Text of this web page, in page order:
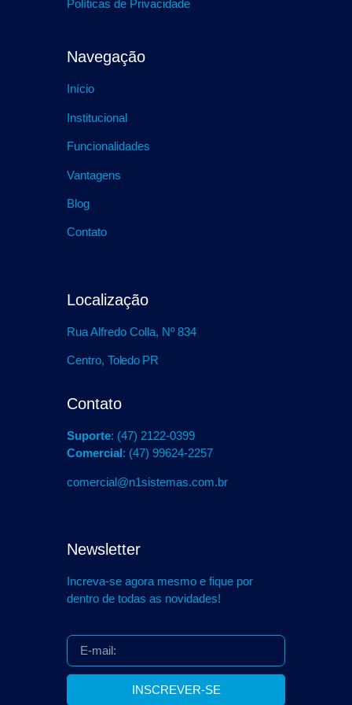
Políticas de Privacidade
Navegação
Início
Institucional
Funcionalidades
Vantagens
Blog
Contato
Localização
Rua Alfredo Colla, Nº 834
Centro, Toledo PR
Contato
Suporte: (47) 2122-0399
Comercial : (47) 99624-2257
comercial@n1sistemas.com.br
Newsletter
Increva-se agora mesmo e fique por
dentro de todas as novidades!
INSCREVER-SE